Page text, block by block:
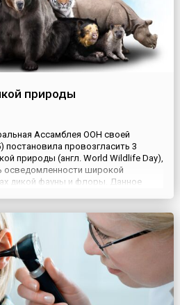
природы
Ассамблея ООН своей
постановила провозгласить 3
природы (англ. World Wildlife Day),
осведомленности широкой
дикой фауны и флоры. Данное